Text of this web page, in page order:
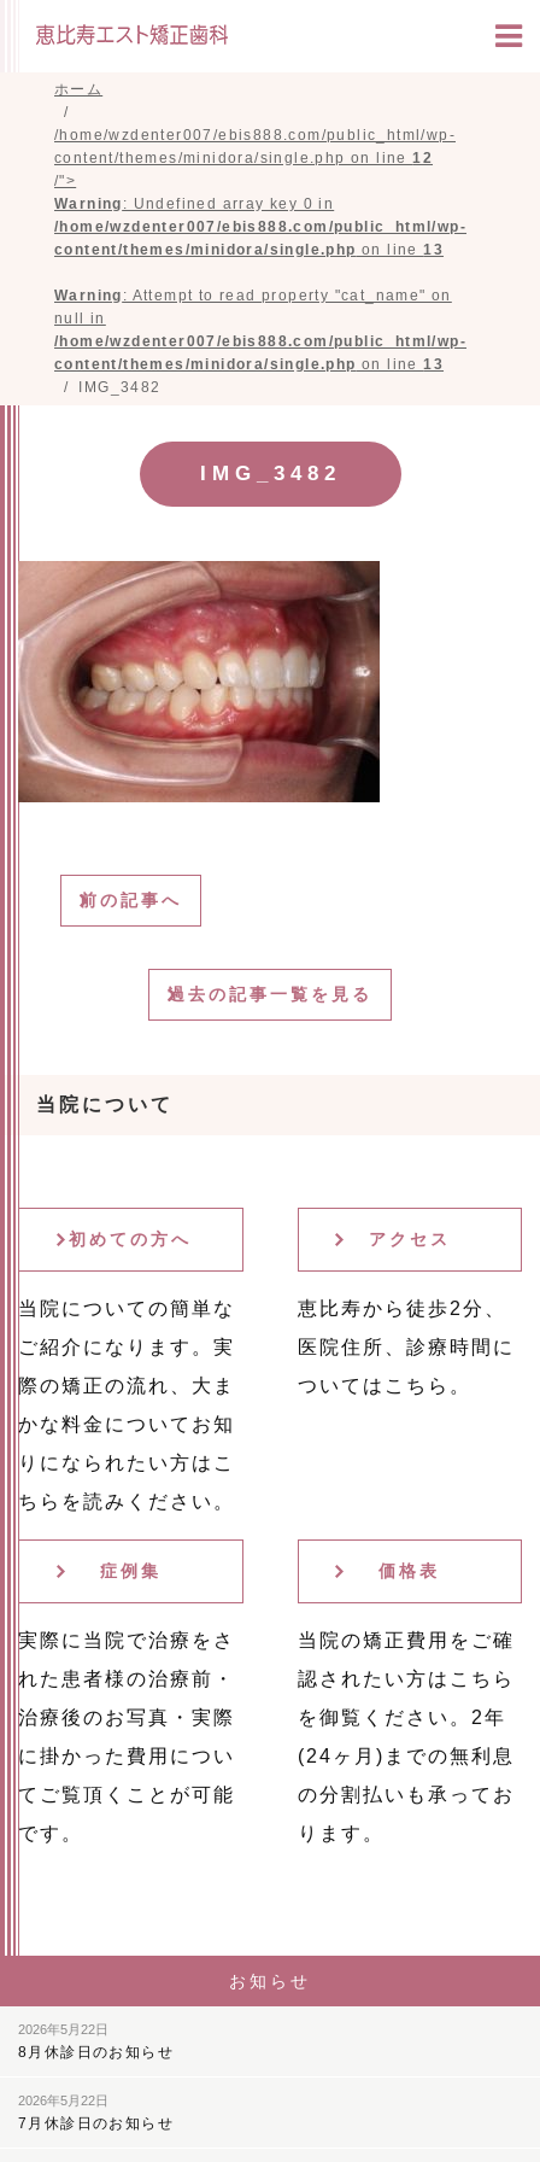
ホーム
/home/wzdenter007/ebis888.com/public_html/wp-
content/themes/minidora/single.php on line12
/">
Warning : Undefined array key 0 in
/home/wzdenter007/ebis888.com/public_html/wp-
content/themes/minidora/single.php on line13
Warning : Attempt to read property "cat_name" on
null in
/home/wzdenter007/ebis888.com/public_html/wp-
content/themes/minidora/single.php on line13
IMG_3482
IMG_3482
前の記事へ
過去の記事一覧を見る
当院について
初めての方へ
当院についての簡単な
ご紹介になります。実
際の矯正の流れ、大ま
かな料金についてお知
りになられたい方はこ
ちらを読みください。
アクセス
恵比寿から徒歩2分、
医院住所、診療時間に
ついてはこちら。
症例集
実際に当院で治療をさ
れた患者様の治療前・
治療後のお写真・実際
に掛かった費用につい
てご覧頂くことが可能
です。
価格表
当院の矯正費用をご確
認されたい方はこちら
を御覧ください。2年
(24ヶ月)までの無利息
の分割払いも承ってお
ります。
お知らせ
2026年5月22日
8月休診日のお知らせ
2026年5月22日
7月休診日のお知らせ